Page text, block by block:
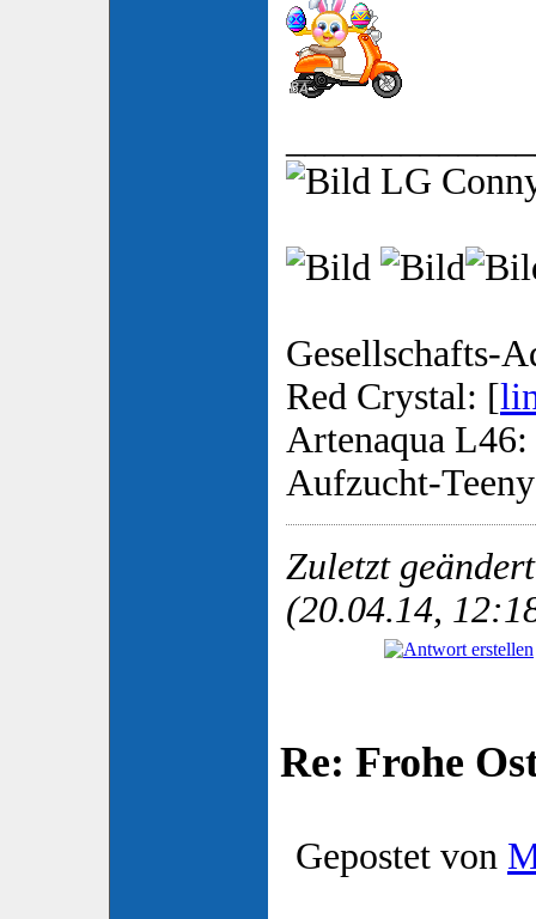
LG
Gesellschafts-
Red Crystal: [
Artenaqua
Aufzucht-
Zuletzt
(20.04.14,
Re: Frohe
Gepostet von